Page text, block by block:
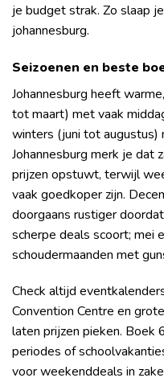
je budget strak. Zo slaap
johannesburg.
Seizoenen en beste
Johannesburg heeft
tot maart) met vaak
winters (juni tot augustus)
Johannesburg merk je dat
prijzen opstuwt, terwijl
vaak goedkoper zijn.
doorgaans rustiger
scherpe deals scoort; mei
schoudermaanden met
Check altijd
Convention Centre en
laten prijzen pieken.
periodes of
voor weekenddeals in